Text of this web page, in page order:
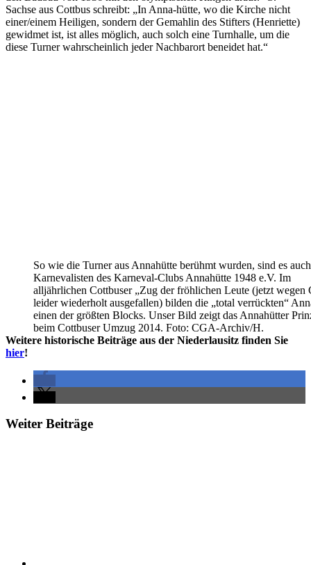
Sachse aus Cottbus schreibt: „In Anna-hütte, wo die Kirche nicht
einer/einem Heiligen, sondern der Gemahlin des Stifters (Henriette)
gewidmet ist, ist alles möglich, auch solch eine Turnhalle, um die
diese Turner wahrscheinlich jeder Nachbarort beneidet hat.“
So wie die Turner aus Annahütte berühmt wurden, sind es
Karnevalisten des Karneval-Clubs Annahütte 1948 e.V. Im
alljährlichen Cottbuser „Zug der fröhlichen Leute (jetzt wegen
leider wiederholt ausgefallen) bilden die „total verrückten“
einen der größten Blocks. Unser Bild zeigt das Annahütter
beim Cottbuser Umzug 2014. Foto: CGA-Archiv/H.
Weitere historische Beiträge aus der Niederlausitz finden Sie
hier!
Weiter Beiträge